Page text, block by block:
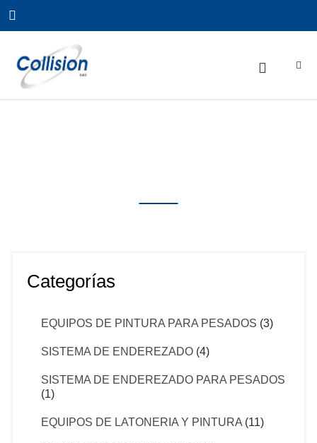
Categorías
EQUIPOS DE PINTURA PARA PESADOS (3)
SISTEMA DE ENDEREZADO (4)
SISTEMA DE ENDEREZADO PARA PESADOS
(1)
EQUIPOS DE LATONERIA Y PINTURA (11)